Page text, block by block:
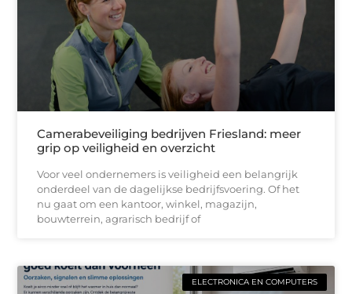
Camerabeveiliging bedrijven Friesland: meer
grip op veiligheid en overzicht
Voor veel ondernemers is veiligheid een belangrijk
onderdeel van de dagelijkse bedrijfsvoering. Of het
nu gaat om een kantoor, winkel, magazijn,
bouwterrein, agrarisch bedrijf of
ELECTRONICA EN COMPUTERS